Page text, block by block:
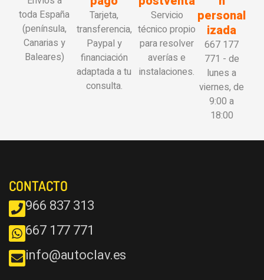
toda España
(península,
Canarias y
Baleares)
Tarjeta,
transferencia,
Paypal y
financiación
adaptada a tu
consulta.
Servicio
técnico propio
para resolver
averías e
instalaciones.
personal
izada
667 177
771 - de
lunes a
viernes, de
9:00 a
18:00
CONTACTO
966 837 313
667 177 771
info@autoclav.es